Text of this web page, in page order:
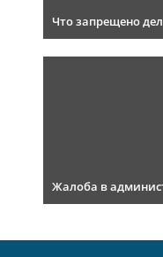
Что запрещено
Жалоба в